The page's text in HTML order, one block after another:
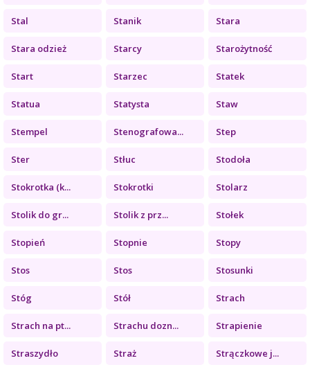
Stal Stanik Stara
Stara odzież Starcy Starożytność
Start Starzec Statek
Statua Statysta Staw
Stempel Stenografowa... Step
Ster Stłuc Stodoła
Stokrotka (k... Stokrotki Stolarz
Stolik do gr... Stolik z prz... Stołek
Stopień Stopnie Stopy
Stos Stos Stosunki
Stóg Stół Strach
Strach na pt... Strachu dozn... Strapienie
Straszydło Straż Strączkowe j...